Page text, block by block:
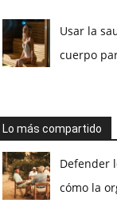
Usar la
cuerpo
Lo más compartido
Defender
cómo la